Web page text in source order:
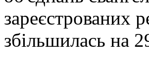
зареєстрованих
збільшилась на